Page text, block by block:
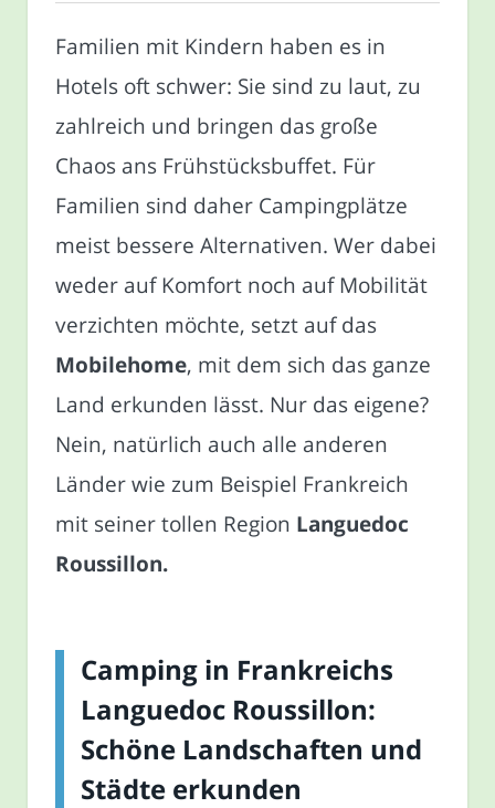
Familien mit Kindern haben es in
Hotels oft schwer: Sie sind zu laut, zu
zahlreich und bringen das große
Chaos ans Frühstücksbuffet. Für
Familien sind daher Campingplätze
meist bessere Alternativen. Wer dabei
weder auf Komfort noch auf Mobilität
verzichten möchte, setzt auf das
Mobilehome, mit dem sich das ganze
Land erkunden lässt. Nur das eigene?
Nein, natürlich auch alle anderen
Länder wie zum Beispiel Frankreich
mit seiner tollen Region Languedoc
Roussillon.
Camping in Frankreichs
Languedoc Roussillon:
Schöne Landschaften und
Städte erkunden